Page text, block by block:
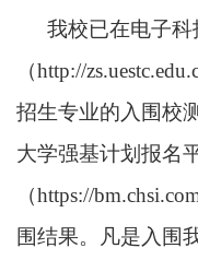
我校已在电子
（http://
招生专业的入围校
大学强基计划报名
（https://
围结果。凡是入围